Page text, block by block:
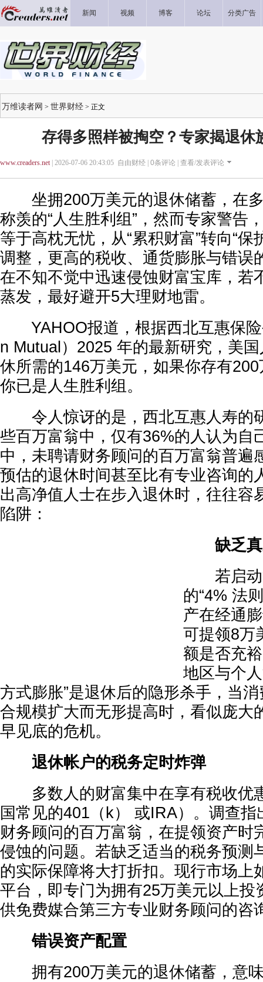
新闻 视频 博客 论坛 分类广告
万维读者网 > 世界财经 > 正文
存得多照样被掏空？专家揭退休
www.creaders.net| 2026-07-06 20:43:05 自由财经 | 0条评论 | 查看/发表评论
坐拥200万美元的退休储蓄，在多
称羡的“人生胜利组”，然而专家警告
等于高枕无忧，从“累积财富”转向“保
调整，更高的税收、通货膨胀与错误
在不知不觉中迅速侵蚀财富宝库，若
蒸发，最好避开5大理财地雷。
YAHOO报道，根据西北互惠保险
n Mutual）2025 年的最新研究，美
休所需的146万美元，如果你存有
你已是人生胜利组。
令人惊讶的是，西北互惠人寿的
些百万富翁中，仅有36%的人认为自
中，未聘请财务顾问的百万富翁普遍
预估的退休时间甚至比有专业咨询的
出高净值人士在步入退休时，往往容
陷阱：
缺乏
若启动
的“4% 法
产在经通
可提领8万
额是否充
地区与个
方式膨胀”是退休后的隐形杀手，当
合规模扩大而无形提高时，看似庞大
早见底的危机。
退休帐户的税务定时炸弹
多数人的财富集中在享有税收优
国常见的401（k） 或IRA）。调查
财务顾问的百万富翁，在提领资产时
侵蚀的问题。若缺乏适当的税务预测
的实际保障将大打折扣。现行市场上
平台，即专门为拥有25万美元以上投
供免费媒合第三方专业财务顾问的咨
错误资产配置
拥有200万美元的退休储蓄，意味